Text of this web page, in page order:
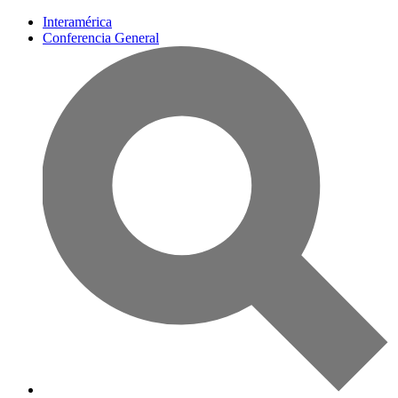
Interamérica
Conferencia General